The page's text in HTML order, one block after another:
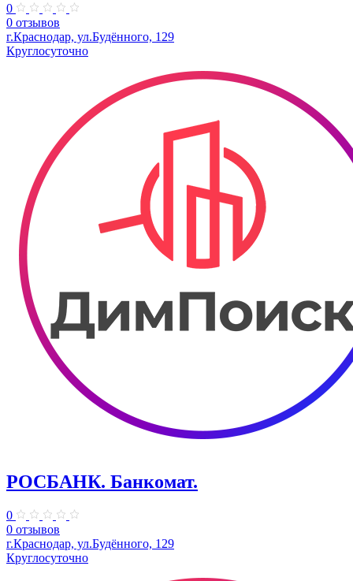
0
0 отзывов
г.Краснодар, ул.Будённого, 129
Круглосуточно
РОСБАНК. Банкомат.
0
0 отзывов
г.Краснодар, ул.Будённого, 129
Круглосуточно